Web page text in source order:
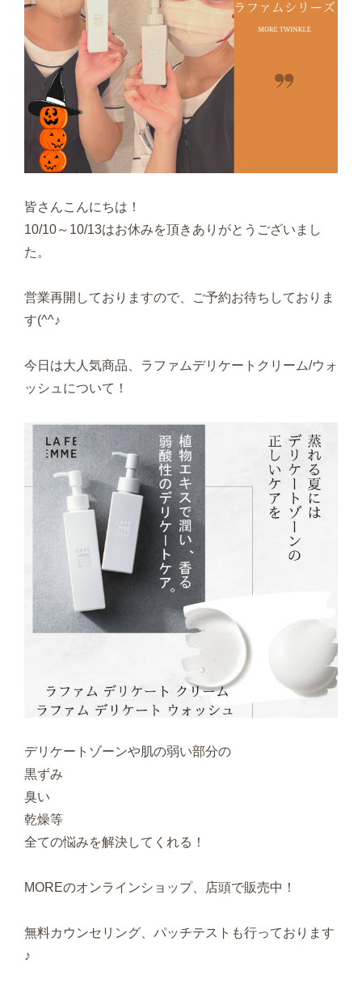
皆さんこんにちは！
10/10～10/13はお休みを頂きありがとうございまし
た。
営業再開しておりますので、ご予約お待ちしておりま
す(^^♪
今日は大人気商品、ラファムデリケートクリーム/ウォ
ッシュについて！
デリケートゾーンや肌の弱い部分の
黒ずみ
臭い
乾燥等
全ての悩みを解決してくれる！
MOREのオンラインショップ、店頭で販売中！
無料カウンセリング、パッチテストも行っております
♪